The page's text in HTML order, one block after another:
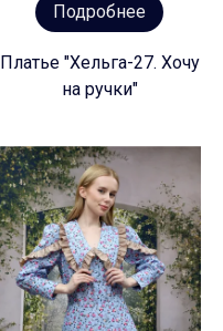
Подробнее
Платье "Хельга-27. Хочу
на ручки"